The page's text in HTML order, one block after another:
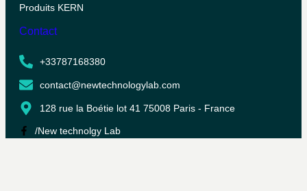
Produits KERN
Contact
+33787168380
contact@newtechnologylab.com
128 rue la Boétie lot 41 75008 Paris - France
/New technolgy Lab